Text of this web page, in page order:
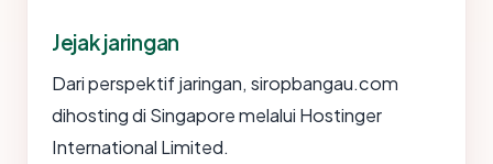
Jejak jaringan
Dari perspektif jaringan, siropbangau.com
dihosting di Singapore melalui Hostinger
International Limited.